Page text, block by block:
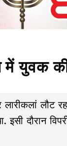
में युवक
लौट
दौरान